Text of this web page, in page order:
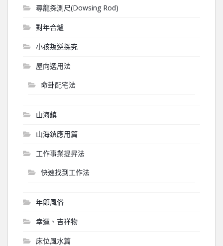
尋龍探測尺(Dowsing Rod)
對年合爐
小孩叛逆探究
屋向選用法
命卦配宅法
山海鎮
山海鎮應用篇
工作事業提昇法
快速找到工作法
年節風俗
幸運、吉祥物
床位風水篇